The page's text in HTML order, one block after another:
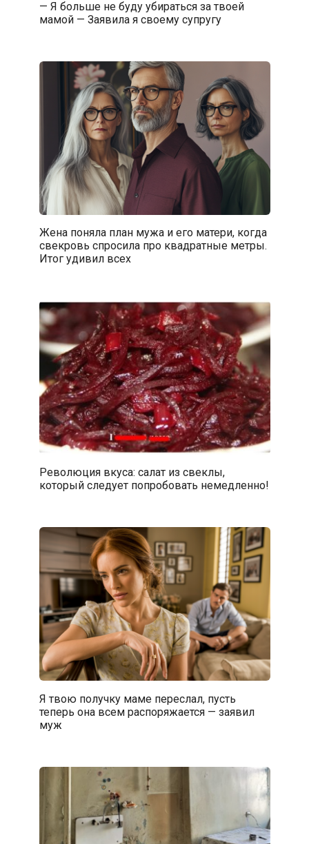
— Я больше не буду убираться за твоей
мамой — Заявила я своему супругу
Жена поняла план мужа и его матери, когда
свекровь спросила про квадратные метры.
Итог удивил всех
Революция вкуса: салат из свеклы,
который следует попробовать немедленно!
Я твою получку маме переслал, пусть
теперь она всем распоряжается — заявил
муж